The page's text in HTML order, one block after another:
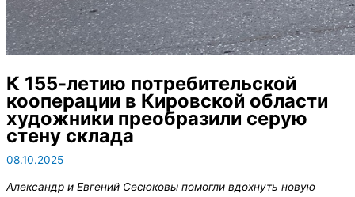
К 155-летию потребительской
кооперации в Кировской области
художники преобразили серую
стену склада
08.10.2025
Александр и Евгений Сесюковы помогли вдохнуть новую